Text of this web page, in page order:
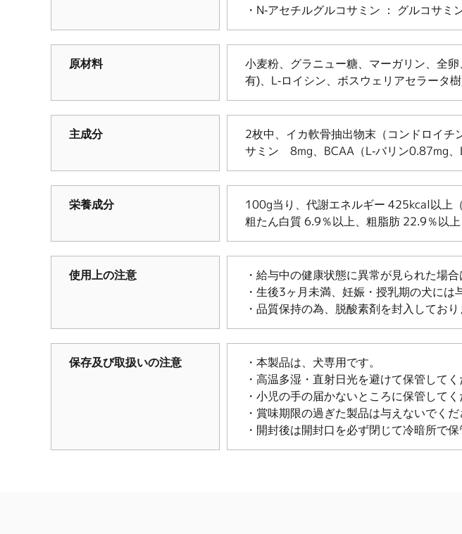
・N-アセチルグルコサミン ： グルコサ
原材料
小麦粉、グラニュー糖、マーガリン、全
有)、L-ロイシン、ボスウェリアセラータ
主成分
2枚中、イカ軟骨抽出物末（コンドロイ
サミン 8mg、BCAA（L-バリン0.87mg
栄養成分
100g当り、代謝エネルギー 425kcal以上
粗たん白質 6.9％以上、粗脂肪 22.9％以
使用上の注意
・給与中の健康状態に異常が見られた場
・生後3ヶ月未満、妊娠・授乳期の犬には
・品質保持の為、脱酸素剤を封入しており
保存及び取扱いの注意
・本製品は、犬専用です。
・高温多湿・直射日光を避けて保管してく
・小児の手の届かないところに保管してく
・賞味期限の過ぎた製品は与えないでくだ
・開封後は開封口を必ず閉じて冷暗所で